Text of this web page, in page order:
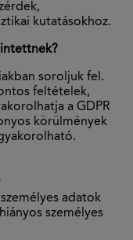
kutatásokhoz.
soroljuk fel.
feltételek,
a GDPR
körülmények
adatok
személyes